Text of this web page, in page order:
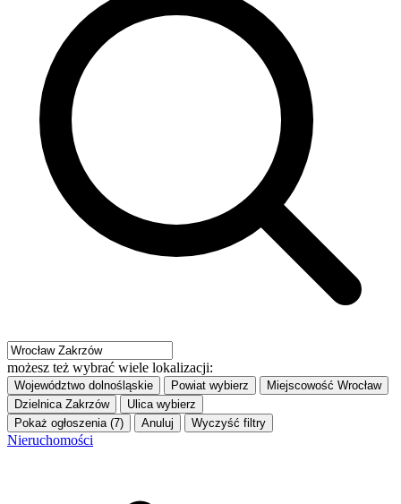
możesz też wybrać wiele lokalizacji:
Województwo dolnośląskie Powiat wybierz Miejscowość Wrocław
Dzielnica Zakrzów Ulica wybierz
Pokaż ogłoszenia (7)
Anuluj Wyczyść filtry
Nieruchomości